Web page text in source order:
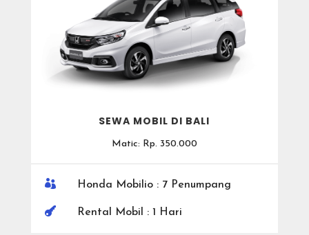
SEWA MOBIL DI BALI
Matic: Rp. 350.000
 Honda Mobilio : 7 Penumpang
 Rental Mobil : 1 Hari